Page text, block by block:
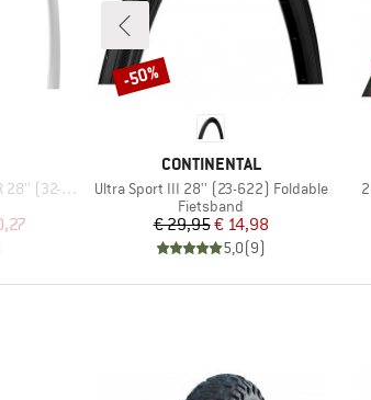
(32-622)
prijs
MERK
CONTINENTAL
Artikel
Ultra Sport III 28'' (23-622) Foldable
Productgroep
Fietsband
Prijs
€ 29,95Verlaagde prijs
€ 14,98
5,0(9)
Korting
-50%